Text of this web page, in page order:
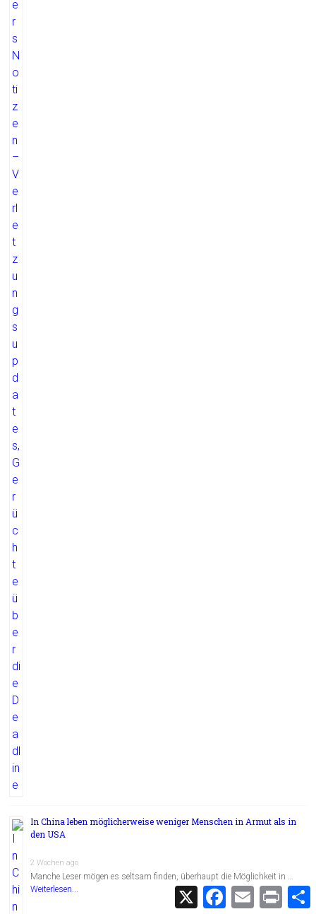
In China leben möglicherweise weniger Menschen in Armut als in
den USA
2 Wochen ago
Manche Leser mögen es seltsam finden, überhaupt die Möglichkeit in …
Weiterlesen...
X
F
E
m
P